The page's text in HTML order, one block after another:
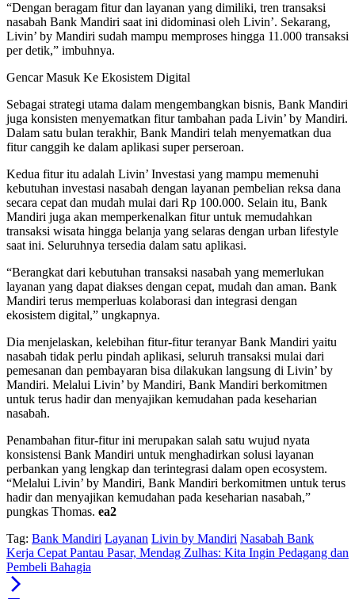
“Dengan beragam fitur dan layanan yang dimiliki, tren transaksi
nasabah Bank Mandiri saat ini didominasi oleh Livin’. Sekarang,
Livin’ by Mandiri sudah mampu memproses hingga 11.000 transaksi
per detik,” imbuhnya.
Gencar Masuk Ke Ekosistem Digital
Sebagai strategi utama dalam mengembangkan bisnis, Bank Mandiri
juga konsisten menyematkan fitur tambahan pada Livin’ by Mandiri.
Dalam satu bulan terakhir, Bank Mandiri telah menyematkan dua
fitur canggih ke dalam aplikasi super perseroan.
Kedua fitur itu adalah Livin’ Investasi yang mampu memenuhi
kebutuhan investasi nasabah dengan layanan pembelian reksa dana
secara cepat dan mudah mulai dari Rp 100.000. Selain itu, Bank
Mandiri juga akan memperkenalkan fitur untuk memudahkan
transaksi wisata hingga belanja yang selaras dengan urban lifestyle
saat ini. Seluruhnya tersedia dalam satu aplikasi.
“Berangkat dari kebutuhan transaksi nasabah yang memerlukan
layanan yang dapat diakses dengan cepat, mudah dan aman. Bank
Mandiri terus memperluas kolaborasi dan integrasi dengan
ekosistem digital,” ungkapnya.
Dia menjelaskan, kelebihan fitur-fitur teranyar Bank Mandiri yaitu
nasabah tidak perlu pindah aplikasi, seluruh transaksi mulai dari
pemesanan dan pembayaran bisa dilakukan langsung di Livin’ by
Mandiri. Melalui Livin’ by Mandiri, Bank Mandiri berkomitmen
untuk terus hadir dan menyajikan kemudahan pada keseharian
nasabah.
Penambahan fitur-fitur ini merupakan salah satu wujud nyata
konsistensi Bank Mandiri untuk menghadirkan solusi layanan
perbankan yang lengkap dan terintegrasi dalam open ecosystem.
“Melalui Livin’ by Mandiri, Bank Mandiri berkomitmen untuk terus
hadir dan menyajikan kemudahan pada keseharian nasabah,”
pungkas Thomas. ea2
Tag: Bank Mandiri Layanan Livin by Mandiri Nasabah Bank
Kerja Cepat Pantau Pasar, Mendag Zulhas: Kita Ingin Pedagang dan
Pembeli Bahagia